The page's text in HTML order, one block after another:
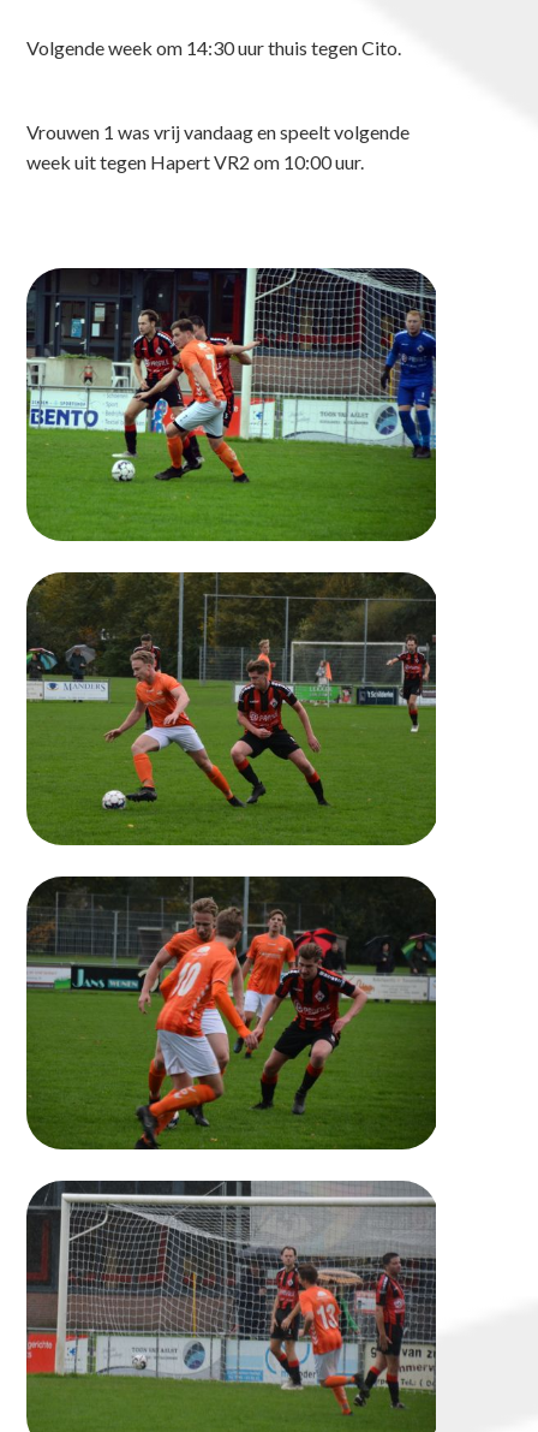
Volgende week om 14:30 uur thuis tegen Cito.
Vrouwen 1 was vrij vandaag en speelt volgende
week uit tegen Hapert VR2 om 10:00 uur.